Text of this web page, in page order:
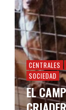
CENTRALES
SOCIEDAD
EL